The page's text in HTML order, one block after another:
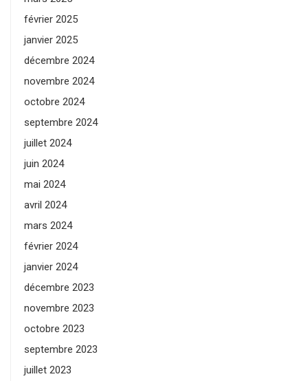
février 2025
janvier 2025
décembre 2024
novembre 2024
octobre 2024
septembre 2024
juillet 2024
juin 2024
mai 2024
avril 2024
mars 2024
février 2024
janvier 2024
décembre 2023
novembre 2023
octobre 2023
septembre 2023
juillet 2023